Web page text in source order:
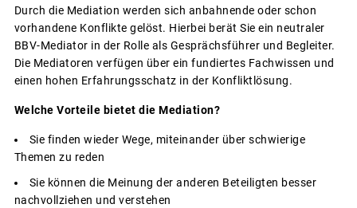
Durch die Mediation werden sich anbahnende oder schon
vorhandene Konflikte gelöst. Hierbei berät Sie ein neutraler
BBV-Mediator in der Rolle als Gesprächsführer und Begleiter.
Die Mediatoren verfügen über ein fundiertes Fachwissen und
einen hohen Erfahrungsschatz in der Konfliktlösung.
Welche Vorteile bietet die Mediation?
Sie finden wieder Wege, miteinander über schwierige
Themen zu reden
Sie können die Meinung der anderen Beteiligten besser
nachvollziehen und verstehen